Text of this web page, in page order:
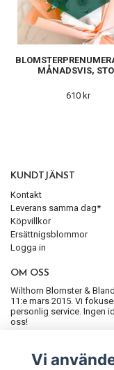
MÅNADSVIS,
610 kr
KUNDTJÄNST
Kontakt
Leverans samma dag*
Köpvillkor
Ersättnigsblommor
Logga in
OM OSS
Wilthorn Blomster &
11:e mars 2015. Vi
personlig service. Ingen
oss!
Vi